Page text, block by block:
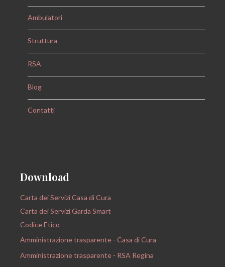
Ambulatori
Struttura
RSA
Blog
Contatti
Download
Carta dei Servizi Casa di Cura
Carta dei Servizi Garda Smart
Codice Etico
Amministrazione trasparente - Casa di Cura
Amministrazione trasparente - RSA Regina